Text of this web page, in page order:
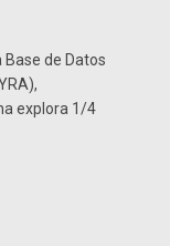
Base de Datos
explora 1/4